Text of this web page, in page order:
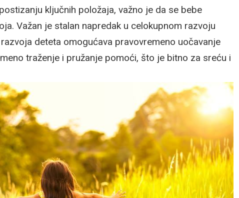
ključnih položaja, važno je da se bebe
Važan je stalan napredak u celokupnom razvoju
deteta omogućava pravovremeno uočavanje
traženje i pružanje pomoći, što je bitno za sreću i